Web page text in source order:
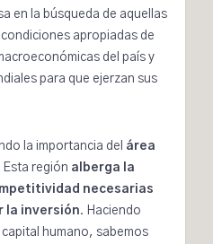
en la búsqueda de aquellas
apropiadas de
del país y
para que ejerzan sus
la importancia del área
Esta región alberga la
necesarias
la inversión. Haciendo
humano, sabemos